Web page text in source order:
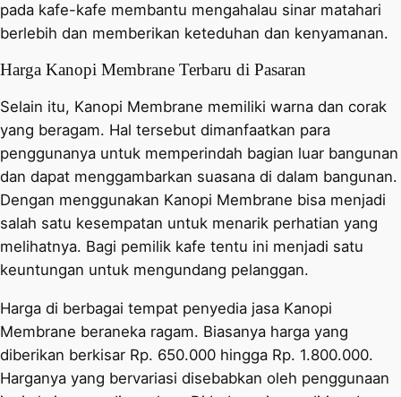
pada kafe-kafe membantu mengahalau sinar matahari
berlebih dan memberikan keteduhan dan kenyamanan.
Harga Kanopi Membrane Terbaru di Pasaran
Selain itu, Kanopi Membrane memiliki warna dan corak
yang beragam. Hal tersebut dimanfaatkan para
penggunanya untuk memperindah bagian luar bangunan
dan dapat menggambarkan suasana di dalam bangunan.
Dengan menggunakan Kanopi Membrane bisa menjadi
salah satu kesempatan untuk menarik perhatian yang
melihatnya. Bagi pemilik kafe tentu ini menjadi satu
keuntungan untuk mengundang pelanggan.
Harga di berbagai tempat penyedia jasa Kanopi
Membrane beraneka ragam. Biasanya harga yang
diberikan berkisar Rp. 650.000 hingga Rp. 1.800.000.
Harganya yang bervariasi disebabkan oleh penggunaan